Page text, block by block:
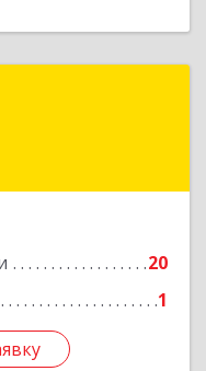
20
1
г, Советская